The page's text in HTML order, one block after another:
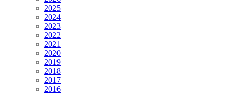
2025
2024
2023
2022
2021
2020
2019
2018
2017
2016